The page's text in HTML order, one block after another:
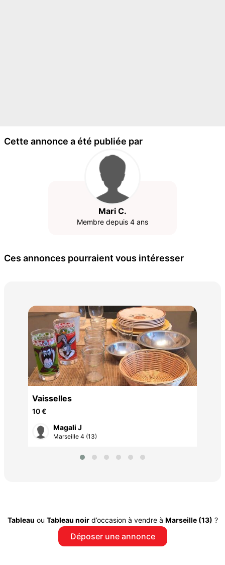
Cette annonce a été publiée par
Mari C.
Membre depuis 4 ans
Ces annonces pourraient vous intéresser
Vaisselles
10 €
Magali J
Marseille 4 (13)
Tableau ou Tableau noird’occasion à vendre à Marseille (13) ?
Déposer une annonce